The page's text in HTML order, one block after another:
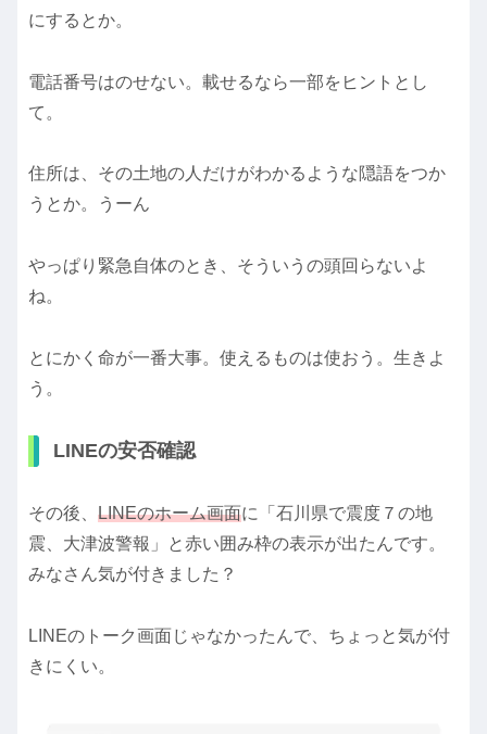
にするとか。
電話番号はのせない。載せるなら一部をヒントとし
て。
住所は、その土地の人だけがわかるような隠語をつか
うとか。うーん
やっぱり緊急自体のとき、そういうの頭回らないよ
ね。
とにかく命が一番大事。使えるものは使おう。生きよ
う。
LINEの安否確認
その後、 LINEのホーム画面に「石川県で震度７の地
震、大津波警報」と赤い囲み枠の表示が出たんです。
みなさん気が付きました？
LINEのトーク画面じゃなかったんで、ちょっと気が付
きにくい。